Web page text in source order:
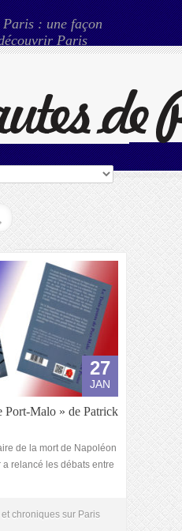
Paris : une façon
Paris
27
JAN
Port-Malo » de Patrick
de la mort de Napoléon
a relancé les débats entre
et chroniques sur Paris